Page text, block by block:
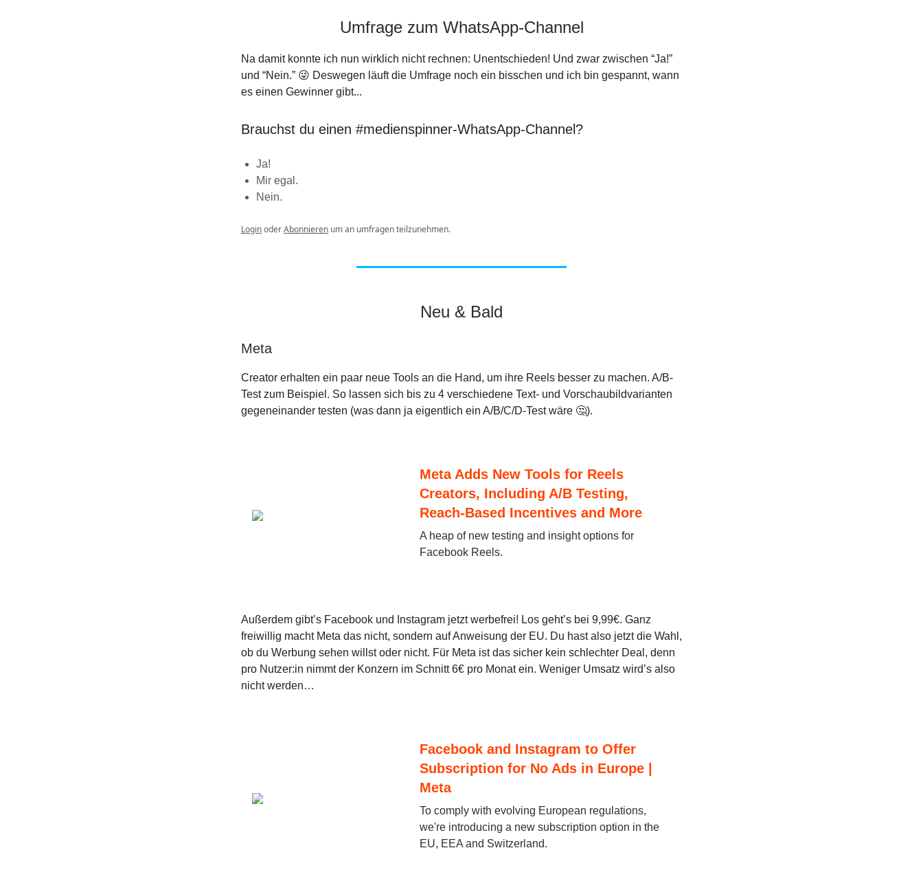
Umfrage zum WhatsApp-Channel
Na damit konnte ich nun wirklich nicht rechnen: Unentschieden! Und zwar zwischen “Ja!”
und “Nein.” 😜 Deswegen läuft die Umfrage noch ein bisschen und ich bin gespannt, wann
es einen Gewinner gibt...
Brauchst du einen #medienspinner-WhatsApp-Channel?
Ja!
Mir egal.
Nein.
LoginoderAbonnieren um an umfragen teilzunehmen.
Neu & Bald
Meta
Creator erhalten ein paar neue Tools an die Hand, um ihre Reels besser zu machen. A/B-
Test zum Beispiel. So lassen sich bis zu 4 verschiedene Text- und Vorschaubildvarianten
gegeneinander testen (was dann ja eigentlich ein A/B/C/D-Test wäre 🤔).
Meta Adds New Tools for Reels
Creators, Including A/B Testing,
Reach-Based Incentives and More
A heap of new testing and insight options for
Facebook Reels.
Außerdem gibt’s Facebook und Instagram jetzt werbefrei! Los geht’s bei 9,99€. Ganz
freiwillig macht Meta das nicht, sondern auf Anweisung der EU. Du hast also jetzt die Wahl,
ob du Werbung sehen willst oder nicht. Für Meta ist das sicher kein schlechter Deal, denn
pro Nutzer:in nimmt der Konzern im Schnitt 6€ pro Monat ein. Weniger Umsatz wird’s also
nicht werden…
Facebook and Instagram to Offer
Subscription for No Ads in Europe |
Meta
To comply with evolving European regulations,
we're introducing a new subscription option in the
EU, EEA and Switzerland.